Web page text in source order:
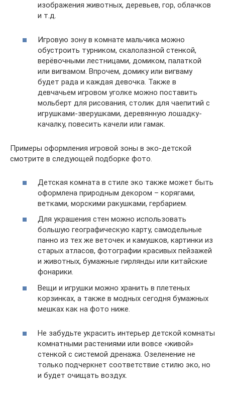
изображения животных, деревьев, гор, облачков
и т.д.
Игровую зону в комнате мальчика можно
обустроить турником, скалолазной стенкой,
верёвочными лестницами, домиком, палаткой
или вигвамом. Впрочем, домику или вигваму
будет рада и каждая девочка. Также в
девчачьем игровом уголке можно поставить
мольберт для рисования, столик для чаепитий с
игрушками-зверушками, деревянную лошадку-
качалку, повесить качели или гамак.
Примеры оформления игровой зоны в эко-детской
смотрите в следующей подборке фото.
Детская комната в стиле эко также может быть
оформлена природным декором – корягами,
ветками, морскими ракушками, гербарием.
Для украшения стен можно использовать
большую географическую карту, самодельные
панно из тех же веточек и камушков, картинки из
старых атласов, фотографии красивых пейзажей
и животных, бумажные гирлянды или китайские
фонарики.
Вещи и игрушки можно хранить в плетеных
корзинках, а также в модных сегодня бумажных
мешках как на фото ниже.
Не забудьте украсить интерьер детской комнаты
комнатными растениями или вовсе «живой»
стенкой с системой дренажа. Озеленение не
только подчеркнет соответствие стилю эко, но
и будет очищать воздух.